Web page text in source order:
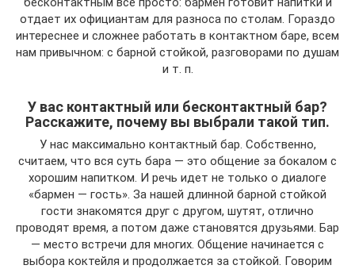
отдает их официантам для разноса по столам. Гораздо
интереснее и сложнее работать в контактном баре, всем
нам привычном: с барной стойкой, разговорами по душам
и т. п.
У вас контактный или бесконтактный бар?
Расскажите, почему вы выбрали такой тип.
У нас максимально контактный бар. Собственно,
считаем, что вся суть бара — это общение за бокалом с
хорошим напитком. И речь идет не только о диалоге
«бармен — гость». За нашей длинной барной стойкой
гости знакомятся друг с другом, шутят, отлично
проводят время, а потом даже становятся друзьями. Бар
— место встречи для многих. Общение начинается с
выбора коктейля и продолжается за стойкой. Говорим